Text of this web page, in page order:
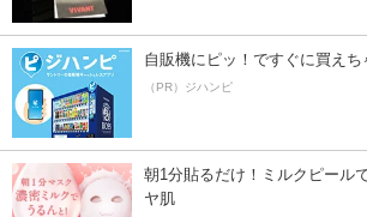
自販機にピッ！ですぐに買えち
（PR）ジハンピ
朝1分貼るだけ！ミルクピール
ヤ肌